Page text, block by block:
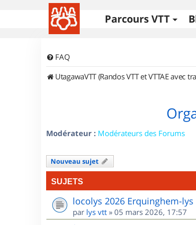
Parcours VTT
FAQ
UtagawaVTT (Randos VTT et VTTAE avec
Modérateur : Modérateurs des Forums
Nouveau sujet
SUJETS
locolys 2026 Erquinghem-lys
par lys vtt » 05 mars 2026, 17:57